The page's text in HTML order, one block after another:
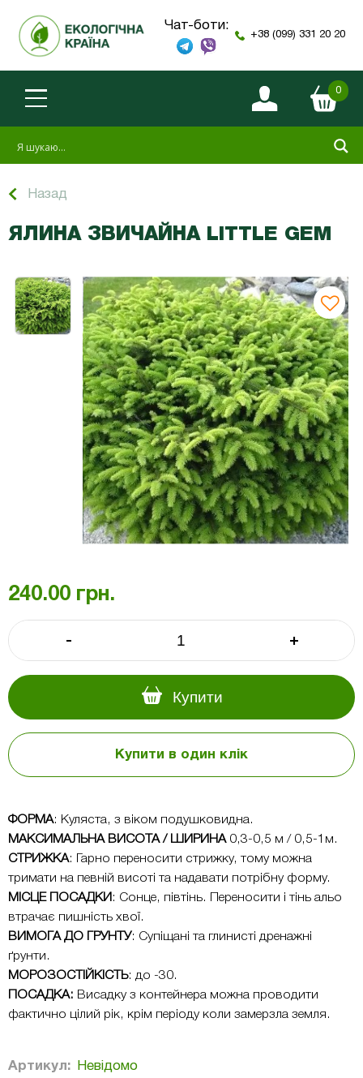
Чат-боти:
+38 (099) 331 20 20
0
Назад
ЯЛИНА ЗВИЧАЙНА LITTLE GEM
ФОРМА: Куляста, з віком подушковидна.
МАКСИМАЛЬНА ВИСОТА / ШИРИНА 0,3-0,5 м / 0,5-1м.
СТРИЖКА: Гарно переносити стрижку, тому можна
тримати на певній висоті та надавати потрібну форму.
МІСЦЕ ПОСАДКИ : Сонце, півтінь. Переносити і тінь альо
втрачає пишність хвої.
ВИМОГА ДО ГРУНТУ: Супіщані та глинисті дренажні
ґрунти.
МОРОЗОСТІЙКІСТЬ: до -30.
ПОСАДКА: Висадку з контейнера можна проводити
фактично цілий рік, крім періоду коли замерзла земля.
240.00 грн.
- +
Купити
Купити в один клік
Артикул: Невідомо